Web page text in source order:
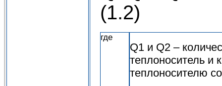
(1.2)
где
Q1 и Q2 –
теплоноситель и
теплоносителю